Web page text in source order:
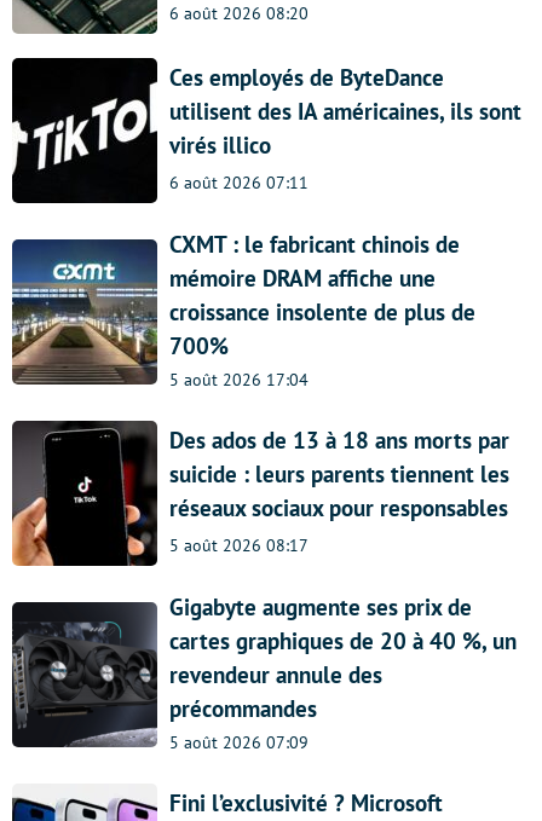
6 août 2026 08:20
Ces employés de ByteDance
utilisent des IA américaines, ils sont
virés illico
6 août 2026 07:11
CXMT : le fabricant chinois de
mémoire DRAM affiche une
croissance insolente de plus de
700%
5 août 2026 17:04
Des ados de 13 à 18 ans morts par
suicide : leurs parents tiennent les
réseaux sociaux pour responsables
5 août 2026 08:17
Gigabyte augmente ses prix de
cartes graphiques de 20 à 40 %, un
revendeur annule des
précommandes
5 août 2026 07:09
Fini l’exclusivité ? Microsoft